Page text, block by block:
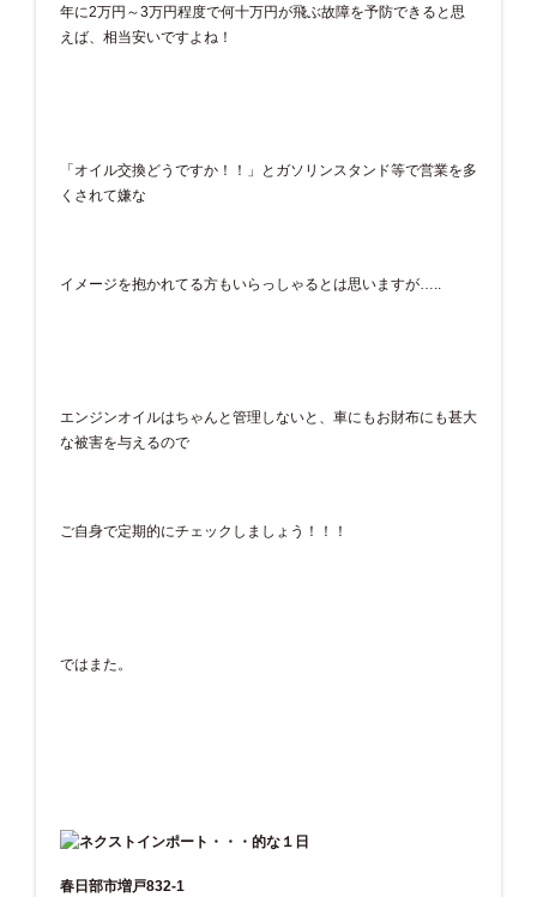
年に2万円～3万円程度で何十万円が飛ぶ故障を予防できると思
えば、相当安いですよね！
「オイル交換どうですか！！」とガソリンスタンド等で営業を多
くされて嫌な
イメージを抱かれてる方もいらっしゃるとは思いますが…..
エンジンオイルはちゃんと管理しないと、車にもお財布にも甚大
な被害を与えるので
ご自身で定期的にチェックしましょう！！！
ではまた。
春日部市増戸832-1